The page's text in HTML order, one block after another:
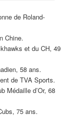
de Roland-
Chine.
et du CH, 49
58 ans.
de TVA Sports.
Médaille d’Or, 68
75 ans.